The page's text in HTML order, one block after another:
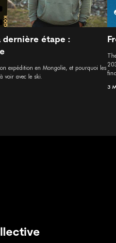
dernière étape :
expédition en Mongolie, et pourquoi les
voir avec le ski.
3